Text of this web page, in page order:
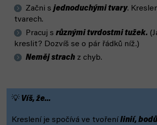
Začni s jednoduchými tvary.
tvarech.
Pracuj s různými tvrdostmi tužek.
kreslit? Dozvíš se o pár řádků níž.)
Neměj strach z chyb.
💡 Víš, že...
Kreslení je spočívá ve tvoření linií,